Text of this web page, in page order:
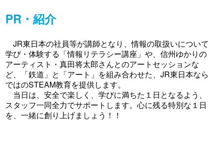
PR・紹介
JR東日本の社員等が講師となり、情報の取扱いについて
学び・体験する「情報リテラシー講座」や、信州ゆかりの
アーティスト・真田将太郎さんとのアートセッションな
ど、「鉄道」と「アート」を組み合わせた、JR東日本なら
ではのSTEAM教育を提供します。
当日は、安全で楽しく、学びに満ちた１日となるよう、
スタッフ一同全力でサポートします。心に残る特別な１日
を、一緒に創り上げましょう！！